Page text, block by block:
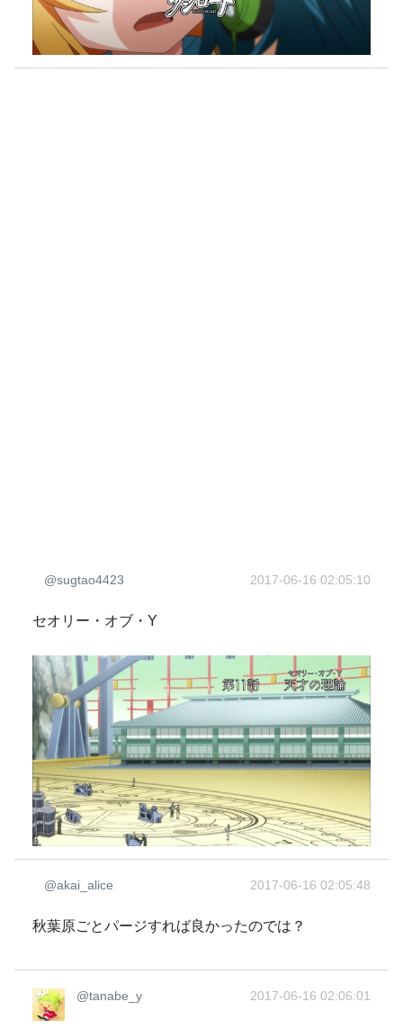
@sugtao4423 2017-06-16 02:05:10
セオリー・オブ・Y
@akai_alice 2017-06-16 02:05:48
秋葉原ごとパージすれば良かったのでは？
@tanabe_y 2017-06-16 02:06:01